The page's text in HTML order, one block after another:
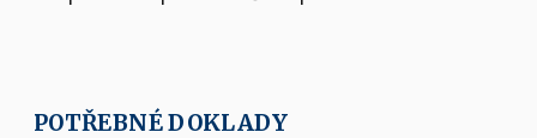
POTŘEBNÉ DOKLADY